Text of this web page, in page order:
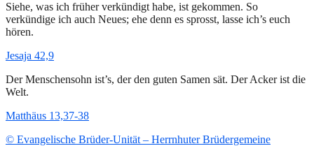
Siehe, was ich früher verkündigt habe, ist gekommen. So
verkündige ich auch Neues; ehe denn es sprosst, lasse ich’s euch
hören.
Jesaja 42,9
Der Menschensohn ist’s, der den guten Samen sät. Der Acker ist die
Welt.
Matthäus 13,37-38
© Evangelische Brüder-Unität – Herrnhuter Brüdergemeine